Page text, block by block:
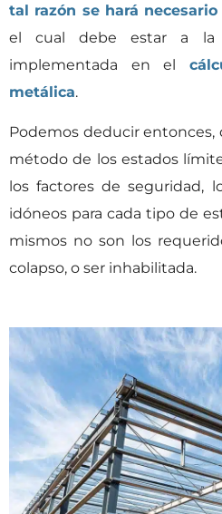
tal razón se hará
el cual debe estar a la
implementada en el
metálica.
Podemos deducir entonces,
método de los estados
los factores de seguridad,
idóneos para cada tipo de
mismos no son los
colapso, o ser inhabilitada.